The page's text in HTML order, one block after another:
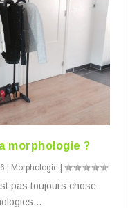
morphologie ?
| Morphologie |
pas toujours chose